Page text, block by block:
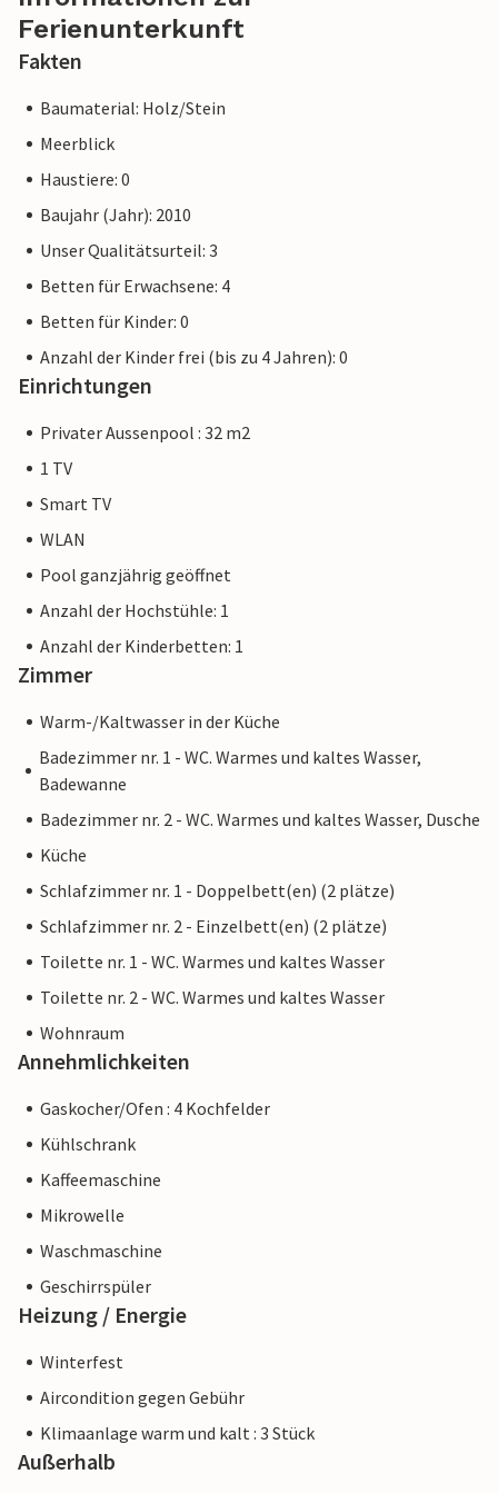
Ferienunterkunft
Fakten
Baumaterial: Holz/Stein
Meerblick
Haustiere: 0
Baujahr (Jahr): 2010
Unser Qualitätsurteil: 3
Betten für Erwachsene: 4
Betten für Kinder: 0
Anzahl der Kinder frei (bis zu 4 Jahren): 0
Einrichtungen
Privater Aussenpool : 32 m2
1 TV
Smart TV
WLAN
Pool ganzjährig geöffnet
Anzahl der Hochstühle: 1
Anzahl der Kinderbetten: 1
Zimmer
Warm-/Kaltwasser in der Küche
Badezimmer nr. 1 - WC. Warmes und kaltes Wasser,
Badewanne
Badezimmer nr. 2 - WC. Warmes und kaltes Wasser, Dusche
Küche
Schlafzimmer nr. 1 - Doppelbett(en) (2 plätze)
Schlafzimmer nr. 2 - Einzelbett(en) (2 plätze)
Toilette nr. 1 - WC. Warmes und kaltes Wasser
Toilette nr. 2 - WC. Warmes und kaltes Wasser
Wohnraum
Annehmlichkeiten
Gaskocher/Ofen : 4 Kochfelder
Kühlschrank
Kaffeemaschine
Mikrowelle
Waschmaschine
Geschirrspüler
Heizung / Energie
Winterfest
Aircondition gegen Gebühr
Klimaanlage warm und kalt : 3 Stück
Außerhalb